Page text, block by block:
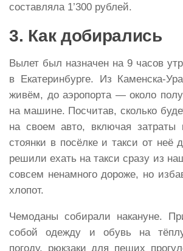
составляла 1’300 рублей.
3. Как добирались
Вылет был назначен на 9 часов
в Екатеринбурге. Из Каменска-
живём, до аэропорта — около
на машине. Посчитав, сколько
на своем авто, включая затраты
стоянки в посёлке и такси от неё
решили ехать на такси сразу из
совсем ненамного дороже, но
хлопот.
Чемоданы собирали накануне.
собой одежду и обувь на
погоду, рюкзаки для пеших